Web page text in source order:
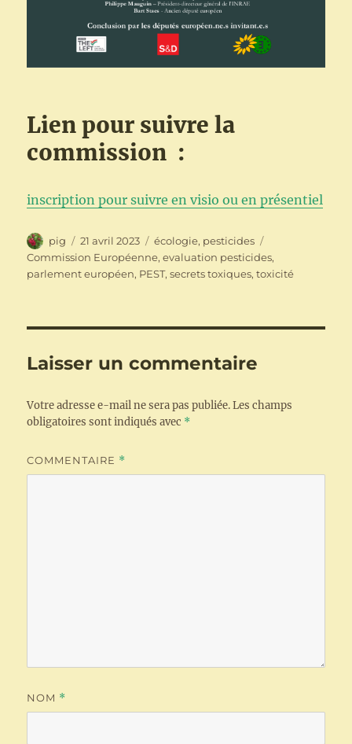
Lien pour suivre la
commission :
inscription pour suivre en visio ou en présentiel
Auteur
pig
Publié
le
21 avril 2023 Catégories
écologie, pesticides
Commission Européenne,evaluation pesticides,
parlement européen, PEST,secrets toxiques,toxicité
Laisser un commentaire
Votre adresse e-mail ne sera pas publiée. Les champs
obligatoires sont indiqués avec *
COMMENTAIRE *
NOM *